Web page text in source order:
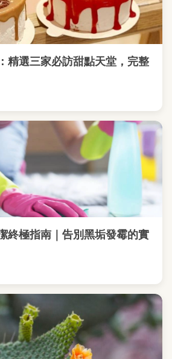
精選三家必訪甜點天堂，完整
終極指南｜告別黑垢發霉的實